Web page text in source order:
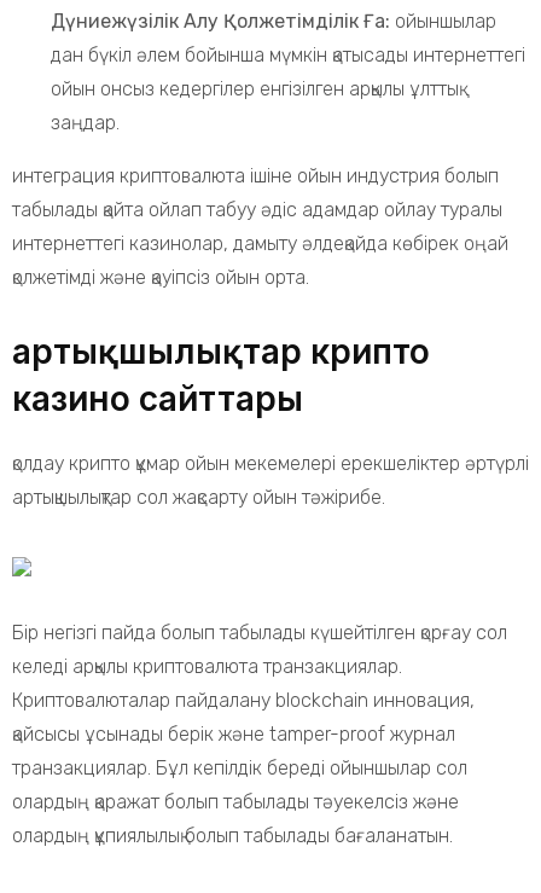
Дүниежүзілік Алу Қолжетімділік Ға: ойыншылар
дан бүкіл әлем бойынша мүмкін қатысады интернеттегі
ойын онсыз кедергілер енгізілген арқылы ұлттық
заңдар.
интеграция криптовалюта ішіне ойын индустрия болып
табылады қайта ойлап табуу әдіс адамдар ойлау туралы
интернеттегі казинолар, дамыту әлдеқайда көбірек оңай
қолжетімді және қауіпсіз ойын орта.
артықшылықтар крипто
казино сайттары
қолдау крипто құмар ойын мекемелері ерекшеліктер әртүрлі
артықшылықтар сол жақсарту ойын тәжірибе.
Бір негізгі пайда болып табылады күшейтілген қорғау сол
келеді арқылы криптовалюта транзакциялар.
Криптовалюталар пайдалану blockchain инновация,
қайсысы ұсынады берік және tamper-proof журнал
транзакциялар. Бұл кепілдік береді ойыншылар сол
олардың қаражат болып табылады тәуекелсіз және
олардың құпиялылық болып табылады бағаланатын.